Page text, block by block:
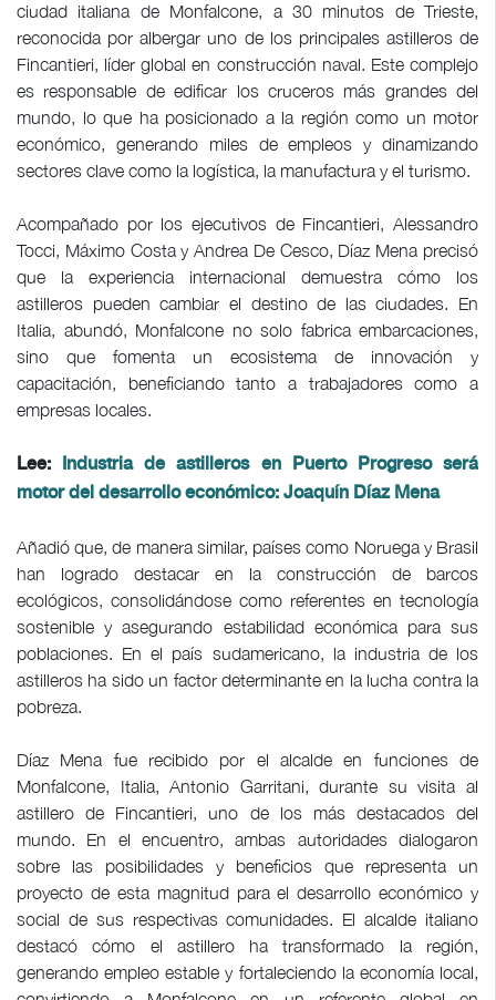
ciudad italiana de Monfalcone, a 30 minutos de Trieste,
reconocida por albergar uno de los principales astilleros de
Fincantieri, líder global en construcción naval. Este complejo
es responsable de edificar los cruceros más grandes del
mundo, lo que ha posicionado a la región como un motor
económico, generando miles de empleos y dinamizando
sectores clave como la logística, la manufactura y el turismo.
Acompañado por los ejecutivos de Fincantieri, Alessandro
Tocci, Máximo Costa y Andrea De Cesco, Díaz Mena precisó
que la experiencia internacional demuestra cómo los
astilleros pueden cambiar el destino de las ciudades. En
Italia, abundó, Monfalcone no solo fabrica embarcaciones,
sino que fomenta un ecosistema de innovación y
capacitación, beneficiando tanto a trabajadores como a
empresas locales.
Lee:
Industria de astilleros en Puerto Progreso será
motor del desarrollo económico: Joaquín Díaz Mena
Añadió que, de manera similar, países como Noruega y Brasil
han logrado destacar en la construcción de barcos
ecológicos, consolidándose como referentes en tecnología
sostenible y asegurando estabilidad económica para sus
poblaciones. En el país sudamericano, la industria de los
astilleros ha sido un factor determinante en la lucha contra la
pobreza.
Díaz Mena fue recibido por el alcalde en funciones de
Monfalcone, Italia, Antonio Garritani, durante su visita al
astillero de Fincantieri, uno de los más destacados del
mundo. En el encuentro, ambas autoridades dialogaron
sobre las posibilidades y beneficios que representa un
proyecto de esta magnitud para el desarrollo económico y
social de sus respectivas comunidades. El alcalde italiano
destacó cómo el astillero ha transformado la región,
generando empleo estable y fortaleciendo la economía local,